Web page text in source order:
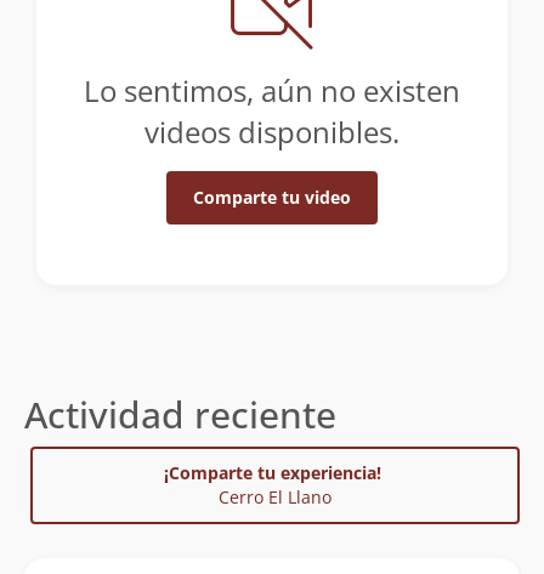
Lo sentimos, aún no existen
videos disponibles.
Comparte tu video
Actividad reciente
¡Comparte tu experiencia!
Cerro El Llano